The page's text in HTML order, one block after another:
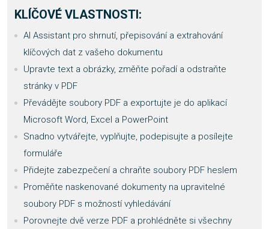
KLÍČOVÉ VLASTNOSTI:
AI Assistant pro shrnutí, přepisování a extrahování
klíčových dat z vašeho dokumentu
Upravte text a obrázky, změňte pořadí a odstraňte
stránky v PDF
Převádějte soubory PDF a exportujte je do aplikací
Microsoft Word, Excel a PowerPoint
Snadno vytvářejte, vyplňujte, podepisujte a posílejte
formuláře
Přidejte zabezpečení a chraňte soubory PDF heslem
Proměňte naskenované dokumenty na upravitelné
soubory PDF s možností vyhledávání
Porovnejte dvě verze PDF a prohlédněte si všechny